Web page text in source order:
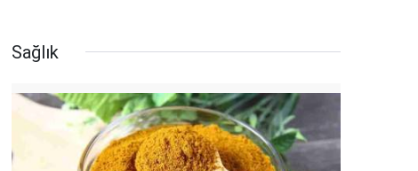
Sağlık